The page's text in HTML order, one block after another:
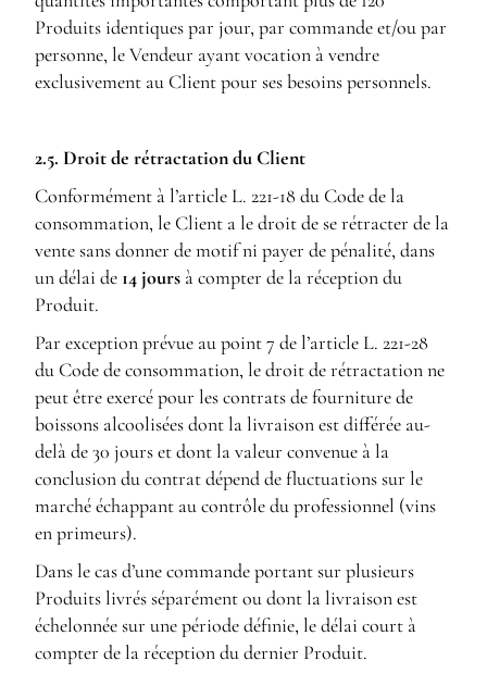
Produits identiques par jour, par commande et/ou par
personne, le Vendeur ayant vocation à vendre
exclusivement au Client pour ses besoins personnels.
2.5. Droit de rétractation du Client
Conformément à l’article L. 221-18 du Code de la
consommation, le Client a le droit de se rétracter de la
vente sans donner de motif ni payer de pénalité, dans
un délai de 14 jours à compter de la réception du
Produit.
Par exception prévue au point 7 de l’article L. 221-28
du Code de consommation, le droit de rétractation ne
peut être exercé pour les contrats de fourniture de
boissons alcoolisées dont la livraison est différée au-
delà de 30 jours et dont la valeur convenue à la
conclusion du contrat dépend de fluctuations sur le
marché échappant au contrôle du professionnel (vins
en primeurs).
Dans le cas d’une commande portant sur plusieurs
Produits livrés séparément ou dont la livraison est
échelonnée sur une période définie, le délai court à
compter de la réception du dernier Produit.